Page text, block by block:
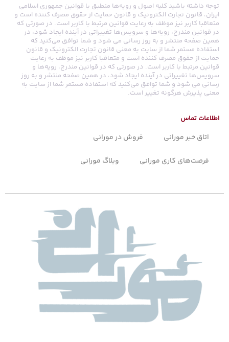
توجه داشته باشید کلیه اصول و رویه‏‌ها منطبق با قوانین جمهوری اسلامی
ایران، قانون تجارت الکترونیک و قانون حمایت از حقوق مصرف کننده است و
متعاقبا کاربر نیز موظف به رعایت قوانین مرتبط با کاربر است. در صورتی که
در قوانین مندرج، رویه‏‌ها و سرویس‏‌ها تغییراتی در آینده ایجاد شود، در
همین صفحه منتشر و به روز رسانی می شود و شما توافق می‏‌کنید که
استفاده مستمر شما از سایت به معنی قانون تجارت الکترونیک و قانون
حمایت از حقوق مصرف کننده است و متعاقبا کاربر نیز موظف به رعایت
قوانین مرتبط با کاربر است. در صورتی که در قوانین مندرج، رویه‏‌ها و
سرویس‏‌ها تغییراتی در آینده ایجاد شود، در همین صفحه منتشر و به روز
رسانی می شود و شما توافق می‏‌کنید که استفاده مستمر شما از سایت به
معنی پذیرش هرگونه تغییر است.
اطلاعات تماس
اتاق خبر مورانی فروش در مورانی
فرصت‌های کاری مورانی وبلاگ مورانی